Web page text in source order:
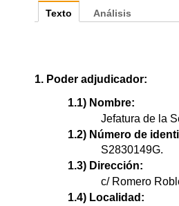
Texto
1. Poder adjudicador:
1.1) Nombre:
Jefatura de la
1.2) Número de
S2830149G.
1.3) Dirección:
c/ Romero
1.4) Localidad:
Análisis